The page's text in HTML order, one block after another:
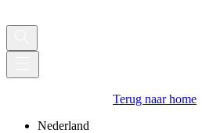
Terug naar home
Nederland